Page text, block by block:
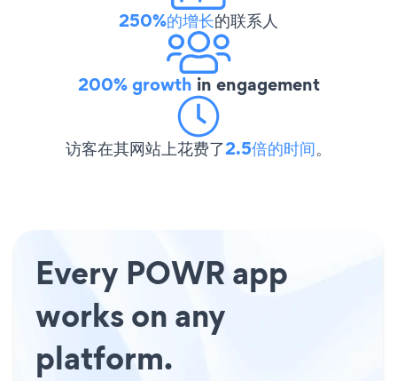
250%的增长的联系人
200% growth in engagement
访客在其网站上花费了2.5倍的时间。
Every POWR app
works on any
platform.